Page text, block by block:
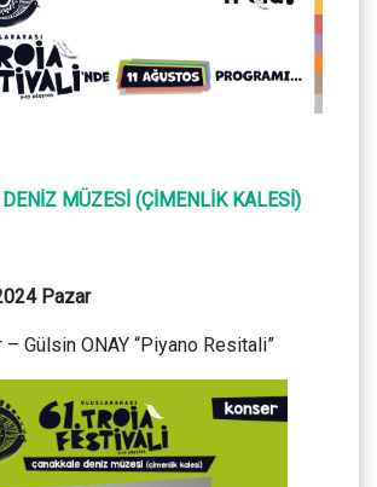
MÜZESİ (ÇİMENLİK KALESİ)
Pazar
– Gülsin ONAY “Piyano Resitali”